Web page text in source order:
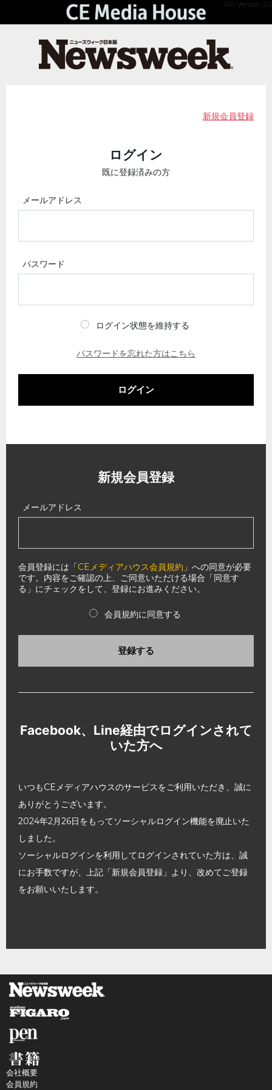
API Version 2.0
新規会員登録
ログイン
既に登録済みの方
メールアドレス
パスワード
ログイン状態を維持する
パスワードを忘れた方はこちら
ログイン
新規会員登録
メールアドレス
会員登録には「CEメディアハウス会員規約 」への同意が必要
です。内容をご確認の上、ご同意いただける場合「同意す
る」にチェックをして、登録にお進みください。
会員規約に同意する
登録する
Facebook、Line経由でログインされて
いた方へ
いつもCEメディアハウスのサービスをご利用いただき、誠に
ありがとうございます。
2024年2月26日をもってソーシャルログイン機能を廃止いた
しました。
ソーシャルログインを利用してログインされていた方は、誠
にお手数ですが、上記「新規会員登録」より、改めてご登録
をお願いいたします。
会社概要
会員規約